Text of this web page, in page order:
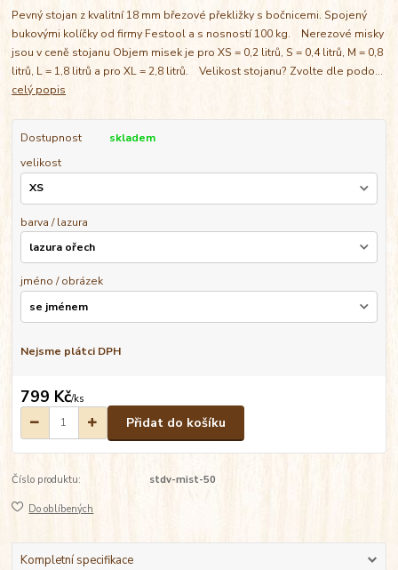
Pevný stojan z kvalitní 18 mm březové překližky s bočnicemi. Spojený
bukovými kolíčky od firmy Festool a s nosností 100 kg. Nerezové misky
jsou v ceně stojanu Objem misek je pro XS = 0,2 litrů, S = 0,4 litrů, M = 0,8
litrů, L = 1,8 litrů a pro XL = 2,8 litrů. Velikost stojanu? Zvolte dle podo...
celý popis
Dostupnost
skladem
velikost
barva / lazura
jméno / obrázek
Nejsme plátci DPH
799 Kč/ks
Přidat do košíku
Číslo produktu: stdv-mist-50
Do oblíbených
Kompletní specifikace